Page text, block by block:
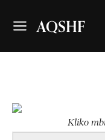
AQSHF
Kliko